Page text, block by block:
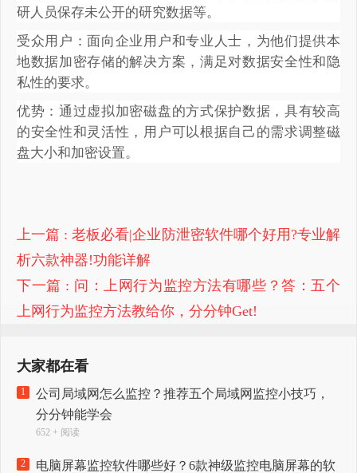
研人员保存未公开的研究数据等。
受众用户：面向企业用户和专业人士，为他们提供本
地数据加密存储的解决方案，满足对数据安全性和隐
私性的要求。
优势：通过虚拟加密磁盘的方式保护数据，具有较高
的安全性和灵活性，用户可以根据自己的需求调整磁
盘大小和加密设置。
上一篇 : 老板必看|企业防泄密软件哪个好用?专业解
析六款神器!功能详解
下一篇 : 问：上网行为监控方法有哪些？答：五个
上网行为监控方法教给你​，分分钟Get!
大家都在看
1
公司局域网怎么监控？推荐五个局域网监控小技巧，
分分钟能学会
652 + 阅读
2
电脑屏幕监控软件哪些好？6款神级监控电脑屏幕的软